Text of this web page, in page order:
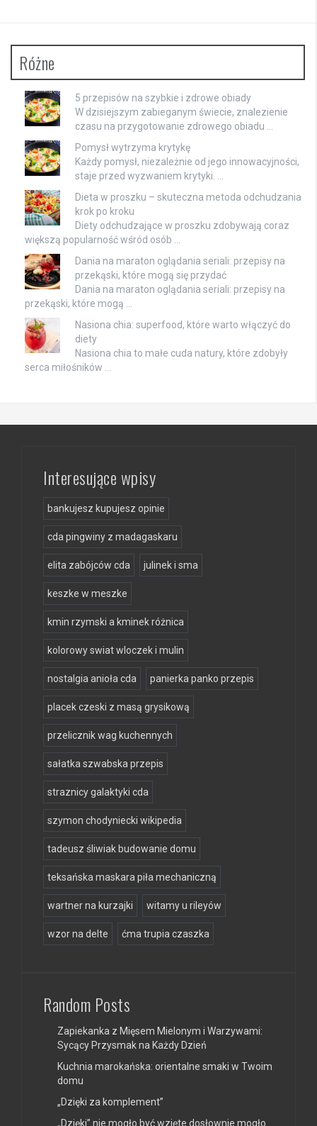
Różne
5 przepisów na szybkie i zdrowe obiady
W dzisiejszym zabieganym świecie, znalezienie
czasu na przygotowanie zdrowego obiadu …
Pomysł wytrzyma krytykę
Każdy pomysł, niezależnie od jego innowacyjności,
staje przed wyzwaniem krytyki. …
Dieta w proszku – skuteczna metoda odchudzania
krok po kroku
Diety odchudzające w proszku zdobywają coraz
większą popularność wśród osób …
Dania na maraton oglądania seriali: przepisy na
przekąski, które mogą się przydać
Dania na maraton oglądania seriali: przepisy na
przekąski, które mogą …
Nasiona chia: superfood, które warto włączyć do
diety
Nasiona chia to małe cuda natury, które zdobyły
serca miłośników …
Interesujące wpisy
bankujesz kupujesz opinie
cda pingwiny z madagaskaru
elita zabójców cda julinek i sma
keszke w meszke
kmin rzymski a kminek różnica
kolorowy swiat wloczek i mulin
nostalgia anioła cda panierka panko przepis
placek czeski z masą grysikową
przelicznik wag kuchennych
sałatka szwabska przepis
straznicy galaktyki cda
szymon chodyniecki wikipedia
tadeusz śliwiak budowanie domu
teksańska maskara piła mechaniczną
wartner na kurzajki witamy u rileyów
wzor na delte ćma trupia czaszka
Random Posts
Zapiekanka z Mięsem Mielonym i Warzywami:
Sycący Przysmak na Każdy Dzień
Kuchnia marokańska: orientalne smaki w Twoim
domu
„Dzięki za komplement”
„Dzięki” nie mogło być wzięte dosłownie mogło